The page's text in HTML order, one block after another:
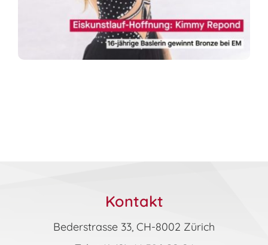
Kontakt
Bederstrasse 33, CH-8002 Zürich